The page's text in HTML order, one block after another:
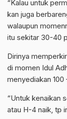
“Kalau untuk
kan juga
walaupun
itu sekitar 30-40
Dirinya
di momen Idul
menyediakan 100
“Untuk kenaikan
atau H-4 naik, tp